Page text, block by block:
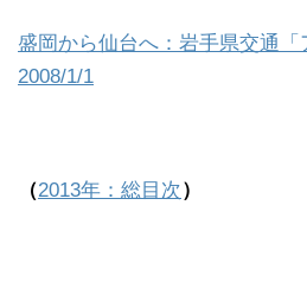
盛岡から仙台へ：岩手県交通「
2008/1/1
（2013年：総目次）